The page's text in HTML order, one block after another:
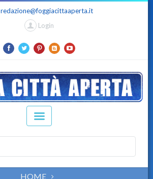
redazione@foggiacittaaperta.it
Login
HOME